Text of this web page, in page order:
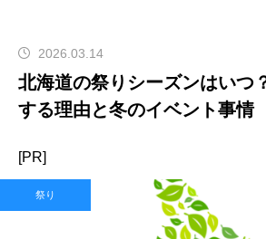
2026.03.14
北海道の祭りシーズンはいつ
する理由と冬のイベント事情
[PR]
祭り